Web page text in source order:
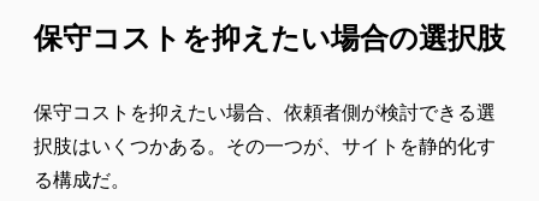
保守コストを抑えたい場合の選択肢
保守コストを抑えたい場合、依頼者側が検討できる選
択肢はいくつかある。その一つが、サイトを静的化す
る構成だ。